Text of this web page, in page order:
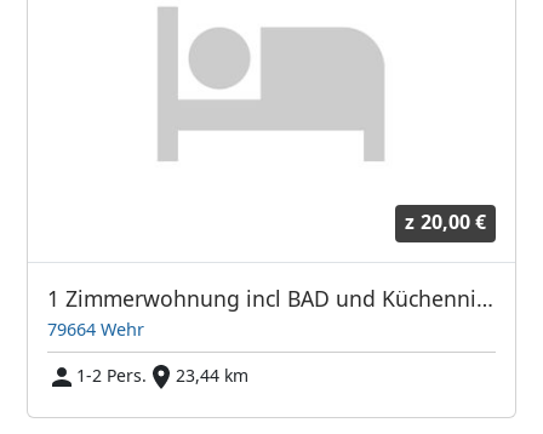
z 20,00 €
1 Zimmerwohnung incl BAD und Küchennische
79664 Wehr
1-2 Pers.
23,44 km